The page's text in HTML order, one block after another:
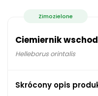
Zimozielone
Ciemiernik
Helleborus orintalis
Skrócony opis